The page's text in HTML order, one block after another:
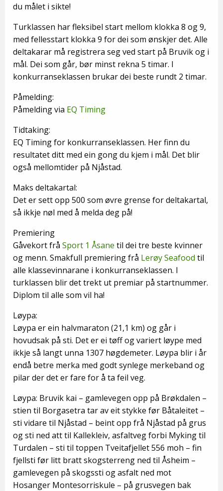
du målet i sikte!
Turklassen har fleksibel start mellom klokka 8 og 9,
med fellesstart klokka 9 for dei som ønskjer det. Alle
deltakarar må registrera seg ved start på Bruvik og i
mål. Dei som går, bør minst rekna 5 timar. I
konkurranseklassen brukar dei beste rundt 2 timar.
Påmelding:
Påmelding via EQ Timing
Tidtaking:
EQ Timing for konkurranseklassen. Her finn du
resultatet ditt med ein gong du kjem i mål. Det blir
også mellomtider på Njåstad.
Maks deltakartal:
Det er sett opp 500 som øvre grense for deltakartal,
så ikkje nøl med å melda deg på!
Premiering
Gåvekort frå Sport 1 Åsane til dei tre beste kvinner
og menn. Smakfull premiering frå Lerøy Seafood til
alle klassevinnarane i konkurranseklassen. I
turklassen blir det trekt ut premiar på startnummer.
Diplom til alle som vil ha!
Løypa:
Løypa er ein halvmaraton (21,1 km) og går i
hovudsak på sti. Det er ei tøff og variert løype med
ikkje så langt unna 1307 høgdemeter. Løypa blir i år
endå betre merka med godt synlege merkeband og
pilar der det er fare for å ta feil veg.
Løypa: Bruvik kai – gamlevegen opp på Brøkdalen –
stien til Borgasetra tar av eit stykke før Båtaleitet –
sti vidare til Njåstad – beint opp frå Njåstad på grus
og sti ned att til Kallekleiv, asfaltveg forbi Myking til
Turdalen – sti til toppen Tveitafjellet 556 moh – fin
fjellsti før litt bratt skogsterreng ned til Åsheim –
gamlevegen på skogssti og asfalt ned mot
Hosanger Montesorriskule – på grusvegen bak